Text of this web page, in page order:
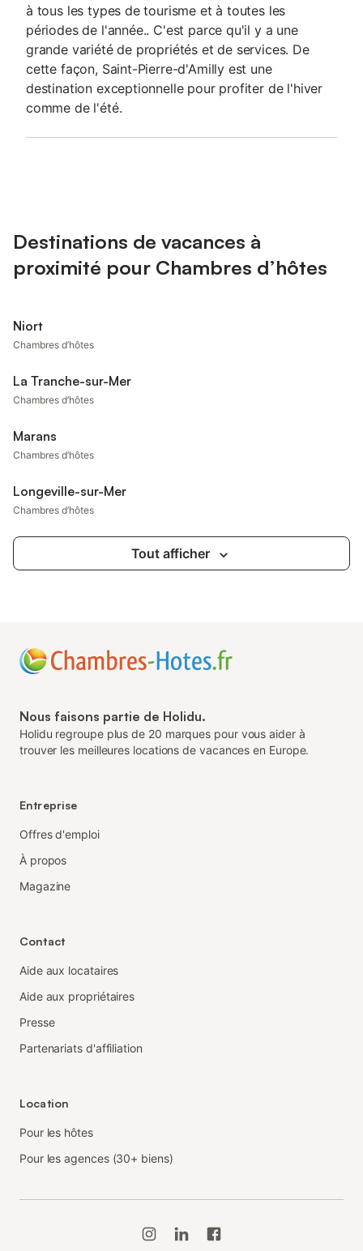
à tous les types de tourisme et à toutes les
périodes de l'année.. C'est parce qu'il y a une
grande variété de propriétés et de services. De
cette façon, Saint-Pierre-d'Amilly est une
destination exceptionnelle pour profiter de l'hiver
comme de l'été.
Destinations de vacances à
proximité pour Chambres d’hôtes
Niort
Chambres d’hôtes
La Tranche-sur-Mer
Chambres d’hôtes
Marans
Chambres d’hôtes
Longeville-sur-Mer
Chambres d’hôtes
Tout afficher
Nous faisons partie de Holidu.
Holidu regroupe plus de 20 marques pour vous aider à
trouver les meilleures locations de vacances en Europe.
Entreprise
Offres d'emploi
À propos
Magazine
Contact
Aide aux locataires
Aide aux propriétaires
Presse
Partenariats d'affiliation
Location
Pour les hôtes
Pour les agences (30+ biens)